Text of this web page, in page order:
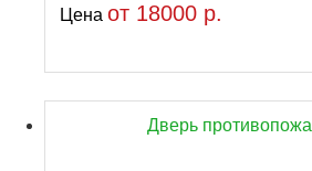
Цена от 18000 р.
Дверь